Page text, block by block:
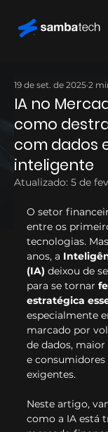
IA no
como
com dados
inteligente
19 de set. de 2025 2
Atualizado: 5 de
O setor
entre os
tecnologias.
anos, a
(IA) deixou de
para se tornar
estratégica
especialmente
marcado por
de dados,
e consumidores
exigentes.
Neste artigo,
como a IA está